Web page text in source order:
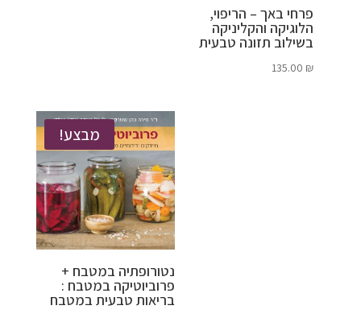
פרחי באך – הריפוי,
הלוגיקה והקליניקה
בשילוב תזונה טבעית
135.00 ₪
מבצע!
נטורופתיה במטבח +
פרוביוטיקה במטבח :
בריאות טבעית במטבח